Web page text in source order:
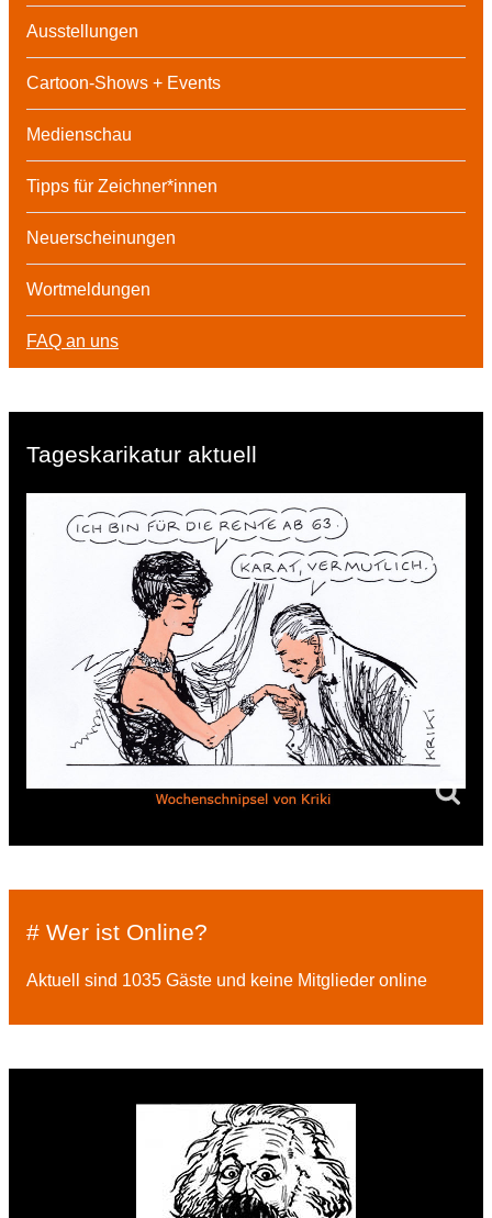
Ausstellungen
Cartoon-Shows + Events
Medienschau
Tipps für Zeichner*innen
Neuerscheinungen
Wortmeldungen
FAQ an uns
Tageskarikatur aktuell
# Wer ist Online?
Aktuell sind 1035 Gäste und keine Mitglieder online